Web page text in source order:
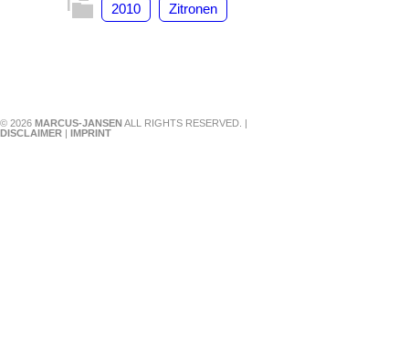
2010 Zitronen
© 2026 MARCUS-JANSENALL RIGHTS RESERVED. |
DISCLAIMER | IMPRINT